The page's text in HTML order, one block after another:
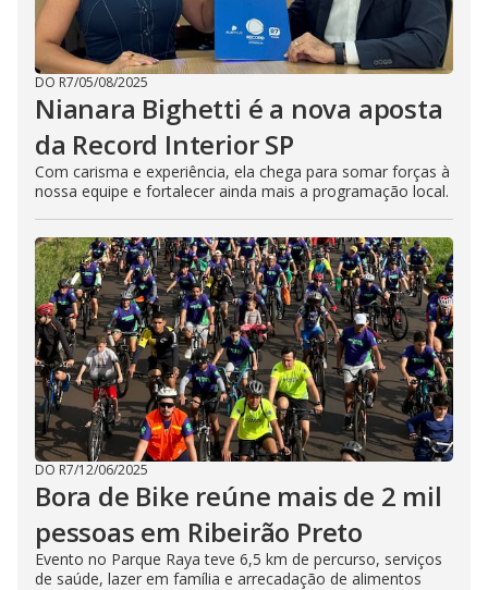
DO R7/05/08/2025
Nianara Bighetti é a nova aposta
da Record Interior SP
Com carisma e experiência, ela chega para somar forças à
nossa equipe e fortalecer ainda mais a programação local.
DO R7/12/06/2025
Bora de Bike reúne mais de 2 mil
pessoas em Ribeirão Preto
Evento no Parque Raya teve 6,5 km de percurso, serviços
de saúde, lazer em família e arrecadação de alimentos